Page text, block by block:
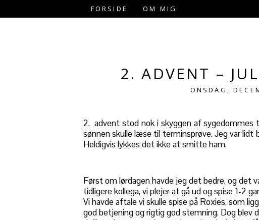
FORSIDE OM MIG
2. ADVENT –
ONSDAG,
2. advent stod nok i skyggen af sygedommes
sønnen skulle læse til terminsprøve. Jeg var
Heldigvis lykkes det ikke at smitte ham.
Først om lørdagen havde jeg det bedre, og det
tidligere kollega, vi plejer at gå ud og spise 1-2
Vi havde aftale vi skulle spise på Roxies, som
god betjening og rigtig god stemning. Dog